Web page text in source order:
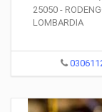
25050 -
LOMBARDIA